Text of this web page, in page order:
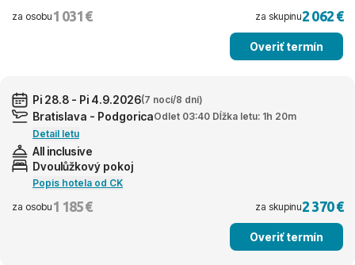
za osobu 1 031 € za skupinu2 062 €
Overiť termín
Pi 28.8 - Pi 4.9.2026(7 nocí/8 dní)
Bratislava - PodgoricaOdlet 03:40 Dĺžka letu: 1h 20m
Detail letu
All inclusive
Dvoulůžkový pokoj
Popis hotela od CK
za osobu 1 185 € za skupinu2 370 €
Overiť termín